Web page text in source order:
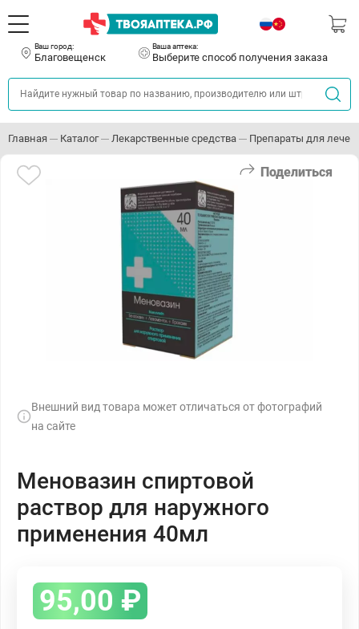
Ваш город:
Благовещенск
Ваша аптека:
Выберите способ получения заказа
Главная Каталог Лекарственные средства Препараты для
Поделиться
Внешний вид товара может отличаться от фотографий
на сайте
Меновазин спиртовой
раствор для наружного
применения 40мл
95,00 ₽